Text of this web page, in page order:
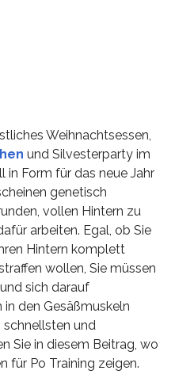
Weihnachtsessen,
und Silvesterparty im
in Form für das neue Jahr
genetisch
vollen Hintern zu
arbeiten. Egal, ob Sie
Hintern komplett
wollen, Sie müssen
sich darauf
den Gesäßmuskeln
schnellsten und
Sie in diesem Beitrag, wo
für Po Training zeigen.